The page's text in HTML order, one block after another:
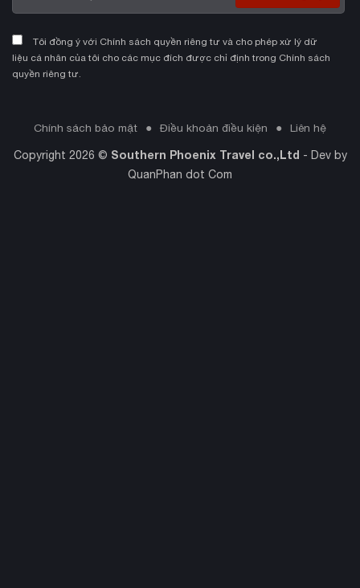
Tôi đồng ý với Chính sách quyền riêng tư và cho phép xử lý dữ
liệu cá nhân của tôi cho các mục đích được chỉ định trong Chính sách
quyền riêng tư.
Chính sách bảo mật Điều khoản điều kiện Liên hệ
Copyright 2026 © Southern Phoenix Travel co.,Ltd - Dev by
QuanPhan dot Com